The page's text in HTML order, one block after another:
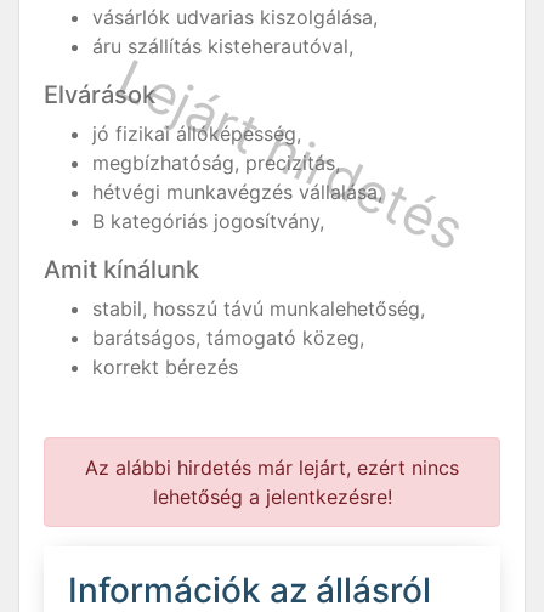
vásárlók udvarias kiszolgálása,
áru szállítás kisteherautóval,
Elvárások
jó fizikai állóképesség,
megbízhatóság, precizitás,
hétvégi munkavégzés vállalása,
B kategóriás jogosítvány,
Amit kínálunk
stabil, hosszú távú munkalehetőség,
barátságos, támogató közeg,
korrekt bérezés
Az alábbi hirdetés már lejárt, ezért nincs
lehetőség a jelentkezésre!
Információk az állásról